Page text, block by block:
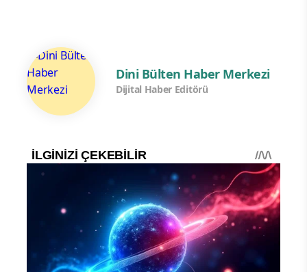
Dini Bülten Haber Merkezi
Dijital Haber Editörü